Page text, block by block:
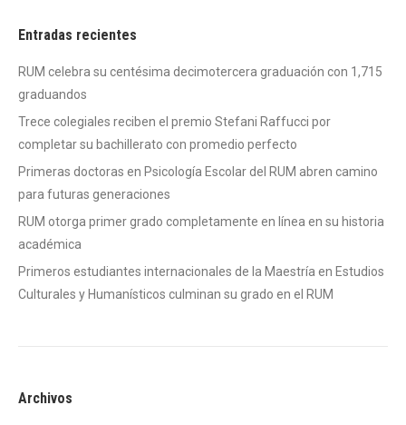
Entradas recientes
RUM celebra su centésima decimotercera graduación con 1,715
graduandos
Trece colegiales reciben el premio Stefani Raffucci por
completar su bachillerato con promedio perfecto
Primeras doctoras en Psicología Escolar del RUM abren camino
para futuras generaciones
RUM otorga primer grado completamente en línea en su historia
académica
Primeros estudiantes internacionales de la Maestría en Estudios
Culturales y Humanísticos culminan su grado en el RUM
Archivos